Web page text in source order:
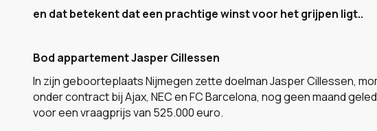
en dat betekent dat een prachtige winst voor het grijpen ligt..
Bod appartement Jasper Cillessen
In zijn geboorteplaats Nijmegen zette doelman Jasper Cillessen,
onder contract bij Ajax, NEC en FC Barcelona, nog geen maand
voor een vraagprijs van 525.000 euro.